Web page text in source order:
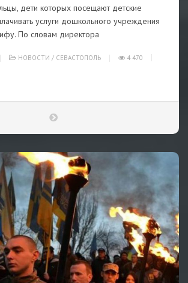
дети которых посещают детские
услуги дошкольного учреждения
По словам директора
НОВОСТИ / СЕВАСТОПОЛЬ
4 470